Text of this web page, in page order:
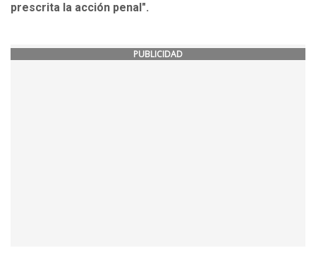
prescrita la acción penal".
PUBLICIDAD